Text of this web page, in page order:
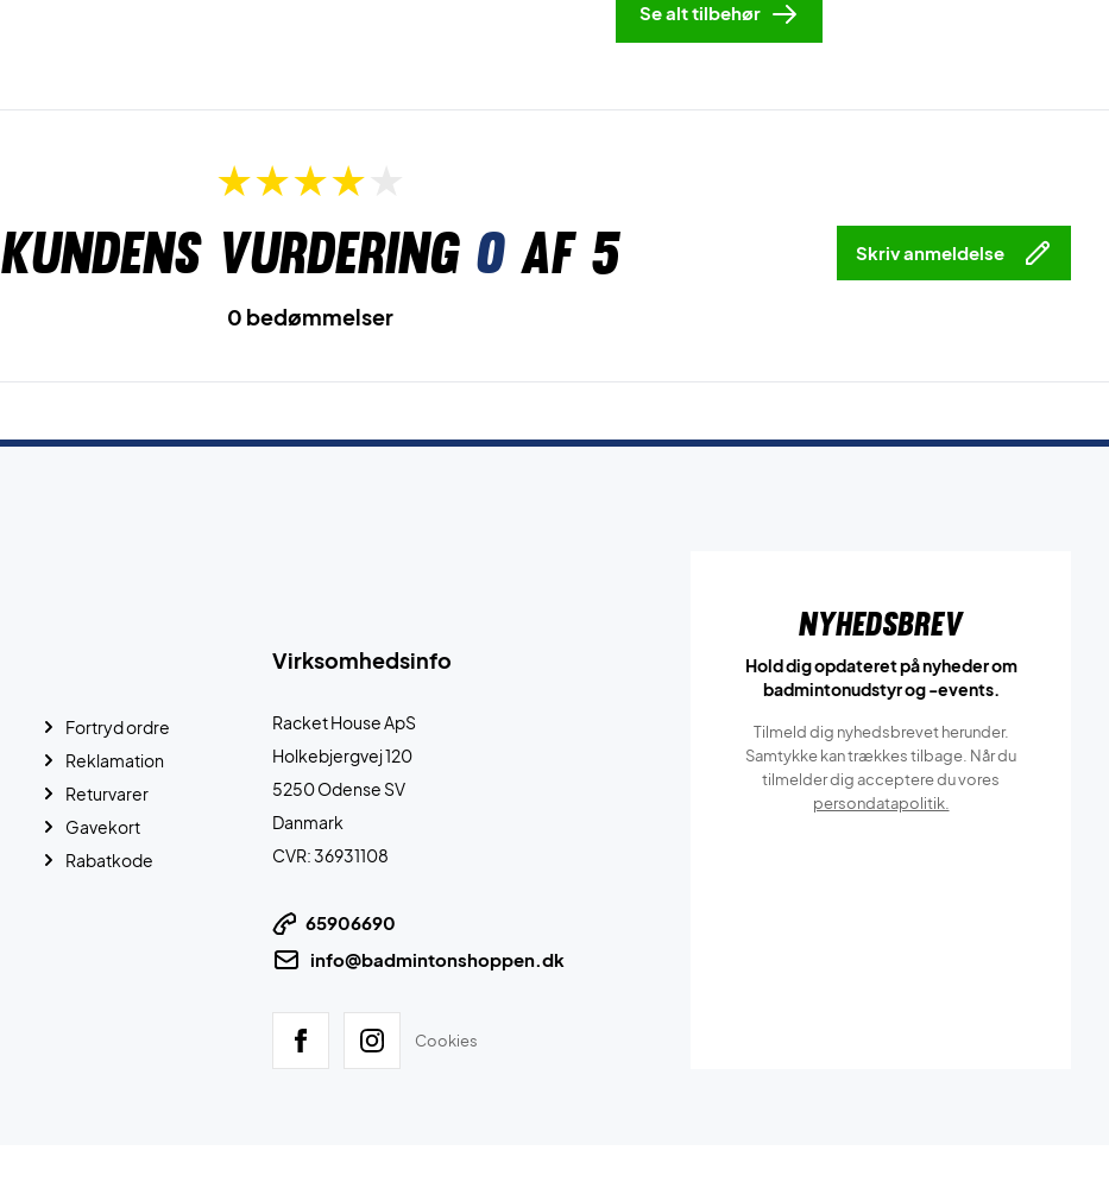
Se alt tilbehør
Kundens vurdering 0af 5 Skriv anmeldelse
0 bedømmelser
Virksomhedsinfo
Racket House ApS
Holkebjergvej 120
5250 Odense SV
Danmark
CVR: 36931108
65906690
info@badmintonshoppen.dk
Cookies
Fortryd ordre
Reklamation
Returvarer
Gavekort
Rabatkode
Nyhedsbrev
Hold dig opdateret på nyheder om
badmintonudstyr og -events.
Tilmeld dig nyhedsbrevet herunder.
Samtykke kan trækkes tilbage. Når du
tilmelder dig acceptere du vores
persondatapolitik.